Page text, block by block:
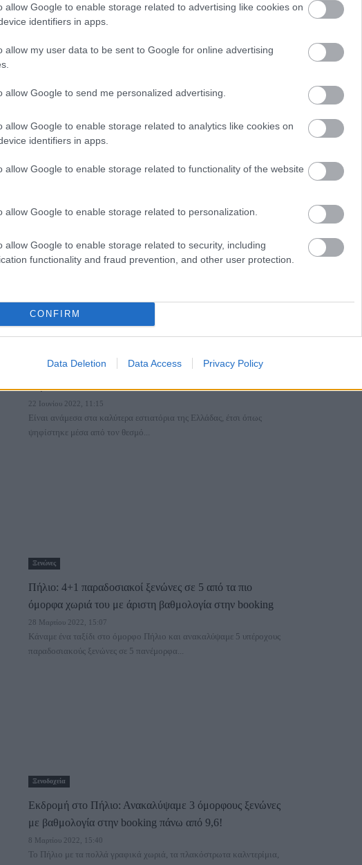
allow Google to enable storage related to advertising like cookies on
identifiers in apps.
allow my user data to be sent to Google for online advertising
allow Google to send me personalized advertising.
allow Google to enable storage related to analytics like cookies on
identifiers in apps.
allow Google to enable storage related to functionality of the website
allow Google to enable storage related to personalization.
allow Google to enable storage related to security, including
functionality and fraud prevention, and other user protection.
CONFIRM
Data Deletion Data Access Privacy Policy
Ένας υπέροχος παραδοσιακός ξενώνας στη Ζαγορά
11 Οκτωβρίου 2022, 15:10
Εl Resto bar: Μια μοναδική γαστρονομική εμπειρία στο
22 Ιουνίου 2022, 11:15
Είναι ανάμεσα στα καλύτερα εστιατόρια της Ελλάδας, έτσι όπως
ψηφίστηκε μέσα από τον θεσμό...
Ξενώνες
Πήλιο: 4+1 παραδοσιακοί ξενώνες σε 5 από τα πιο
όμορφα χωριά του με άριστη βαθμολογία στην booking
28 Μαρτίου 2022, 15:07
Κάναμε ένα ταξίδι στο όμορφο Πήλιο και ανακαλύψαμε 5 υπέροχους
παραδοσιακούς ξενώνες σε 5 πανέμορφα...
Ξενοδοχεία
Εκδρομή στο Πήλιο: Ανακαλύψαμε 3 όμορφους ξενώνες
με βαθμολογία στην booking πάνω από 9,6!
8 Μαρτίου 2022, 15:40
Το Πήλιο με τα πολλά γραφικά χωριά, τα πλακόστρωτα καλντερίμια,